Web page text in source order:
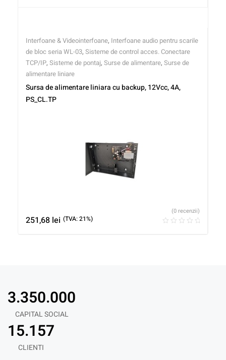
Interfoane & Videointerfoane, Interfoane audio pentru scarile
de bloc seria WL-03, Sisteme de control acces. Conectare
TCP/IP, Sisteme de pontaj, Surse de alimentare, Surse de
alimentare liniare
Sursa de alimentare liniara cu backup, 12Vcc, 4A,
PS_CL.TP
251,68 lei (TVA: 21%)
(0 recenzii)
CAPITAL SOCIAL
3.350.000
CLIENTI
15.157